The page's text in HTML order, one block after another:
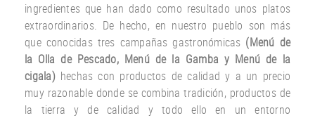
ingredientes que han dado como resultado unos platos
extraordinarios. De hecho, en nuestro pueblo son más
que conocidas tres campañas gastronómicas (Menú de
la Olla de Pescado, Menú de la Gamba y Menú de la
cigala) hechas con productos de calidad y a un precio
muy razonable donde se combina tradición, productos de
la tierra y de calidad y todo ello
en un entorno